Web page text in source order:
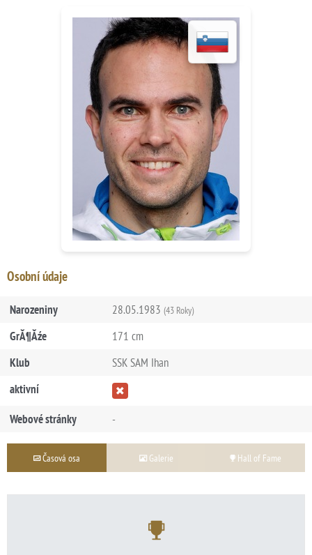
Osobní údaje
Narozeniny 28.05.1983 (43 Roky)
GrĂ¶Ăźe
171 cm
Klub
SSK SAM Ihan
aktivní
Webové stránky
-
Časová osa Galerie Hall of Fame